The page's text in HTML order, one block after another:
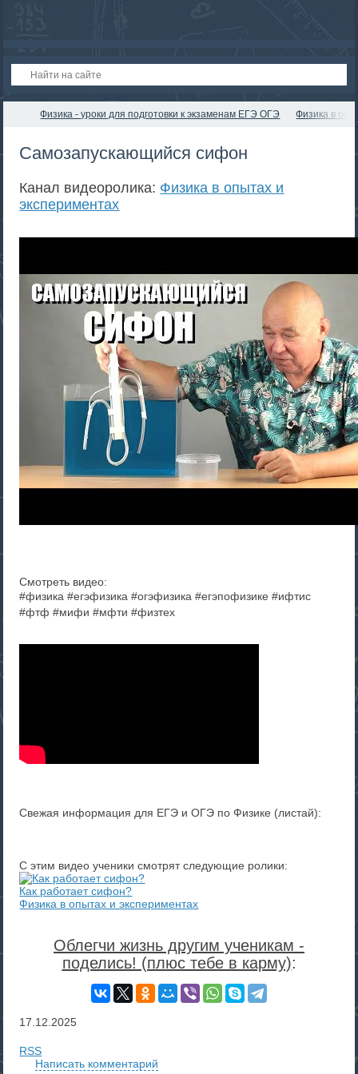
Физика - уроки для подготовки к экзаменам ЕГЭ ОГЭ Физика в
Самозапускающийся сифон
Канал видеоролика: Физика в опытах и
экспериментах
Смотреть видео:
#физика #егэфизика #огэфизика #егэпофизике #ифтис
#фтф #мифи #мфти #физтех
Свежая информация для ЕГЭ и ОГЭ по Физике (листай):
С этим видео ученики смотрят следующие ролики:
Как работает сифон?
Физика в опытах и экспериментах
Облегчи жизнь другим ученикам -
поделись! (плюс тебе в карму):
17.12.2025
RSS
Написать комментарий